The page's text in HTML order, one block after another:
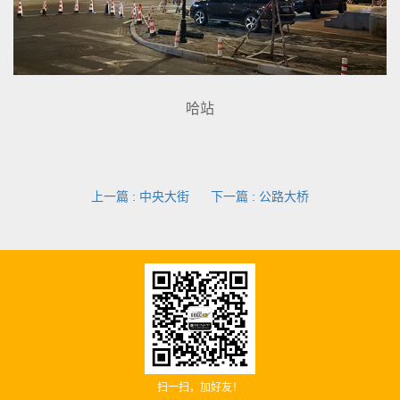
哈站
上一篇 : 中央大街 下一篇 : 公路大桥
扫一扫，加好友！